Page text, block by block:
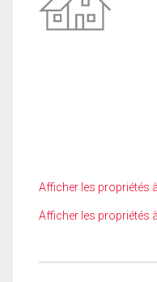
Afficher les propriétés
Afficher les propriétés